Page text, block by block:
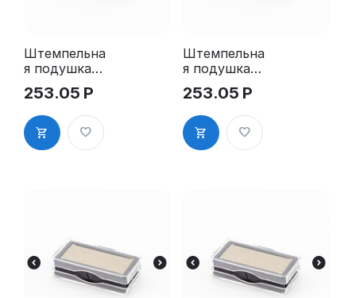
Штемпельна
я подушка
для GRM
4911 2Pads
253.05 Р
Штемпельна
я подушка
для GRM
4911 2Pads,
синяя
253.05 Р